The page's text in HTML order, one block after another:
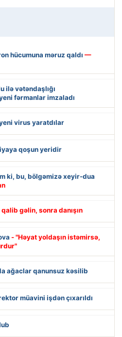
hücumuna məruz qaldı —
ilə vətəndaşlığı
fərmanlar imzaladı
virus yaratdılar
qoşun yeridir
ki, bu, bölgəmizə xeyir-dua
gəlin, sonra danışın
- "Həyat yoldaşın istəmirsə,
ağaclar qanunsuz kəsilib
müavini işdən çıxarıldı